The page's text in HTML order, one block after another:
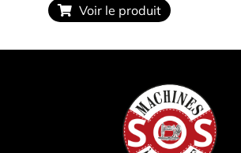
Voir le produit